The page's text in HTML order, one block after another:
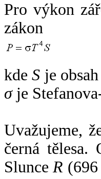
Pro výkon
zákon
kdeS je
σje
Uvažujeme,
černá
SlunceR